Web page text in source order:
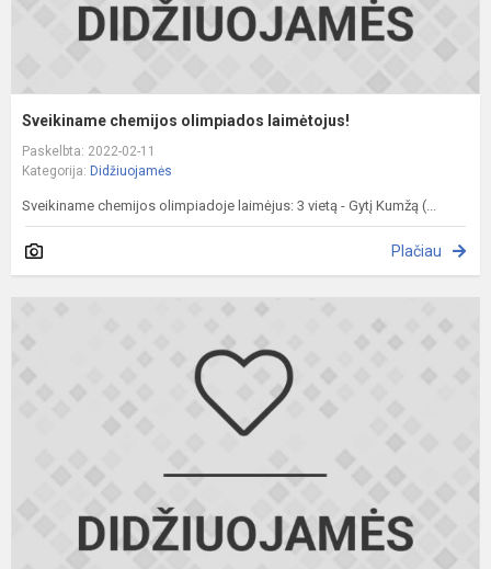
Sveikiname chemijos olimpiados laimėtojus!
Paskelbta: 2022-02-11
Kategorija: Didžiuojamės
Sveikiname chemijos olimpiadoje laimėjus: 3 vietą - Gytį Kumžą (...
Plačiau